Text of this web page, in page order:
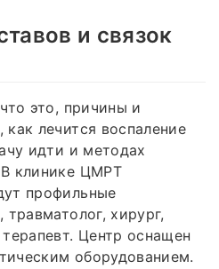
и связок
это, причины и
лечится воспаление
идти и методах
клинике ЦМРТ
профильные
хирург,
Центр оснащен
оборудованием.